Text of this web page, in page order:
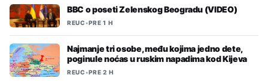
BBC o poseti Zelenskog Beogradu (VIDEO)
REUC•PRE 1 H
Najmanje tri osobe, među kojima jedno dete,
poginule noćas u ruskim napadima kod Kijeva
REUC•PRE 2 H